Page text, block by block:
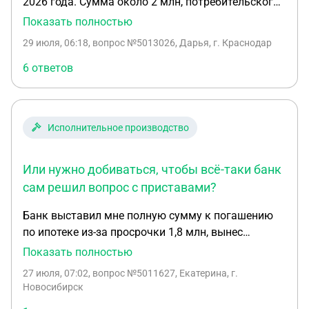
кредита. Муж по контракту на сво с 21 мая 2026
фссп на отмену судебного приказа. Пристав
постановил окончить ИП по ФЗ 229 ч4 ст 46
Получается что ИП не прекращено, а только
окончено, банк вправе снова подать приставу
ФЗ - 377 Те полное списание долга и прекращение
все требования. Что теперь мне нужно сделать,
оспорить это постановление на это у меня есть
какие то другие варианты?
Показать полностью
29 июля, 06:18, вопрос №5013026, Дарья, г. Краснодар
6 ответов
Исполнительное производство
Или нужно добиваться, чтобы всё-таки банк
сам решил вопрос с приставами?
Банк выставил мне полную сумму к погашению
по ипотеке из-за просрочки 1,8 млн, вынес
исполнительную надпись нотариуса, на
производство. Я внесла на днях 1,2 млн руб в
Показать полностью
27 июля, 07:02, вопрос №5011627, Екатерина, г.
Новосибирск